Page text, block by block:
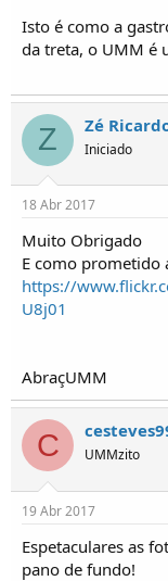
Isto é como a
da treta, o UMM é
Z Zé
Iniciado
18 Abr 2017
Muito Obrigado
E como prometido
https://
U8j01
AbraçUMM
C UMMzito
19 Abr 2017
Espetaculares as
pano de fundo!